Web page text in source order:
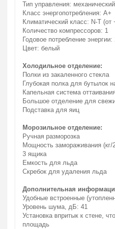
Тип управления: механический
Класс энергопотребления: A+
Климатический класс: N-T (от
Количество компрессоров: 1
Годовое потребление энергии:
Цвет: белый
Холодильное отделение:
Полки из закаленного стекла
Глубокая полка для бутылок
Капельная система оттаивания
Большое отделение для
Подставка для яиц
Морозильное отделение:
Ручная разморозка
Мощность замораживания (кг/
3 ящика
Емкость для льда
Скребок для удаления льда
Дополнительная
Удобные встроенные
Уровень шума, дБ: 41
Установка впритык к стене,
площадь